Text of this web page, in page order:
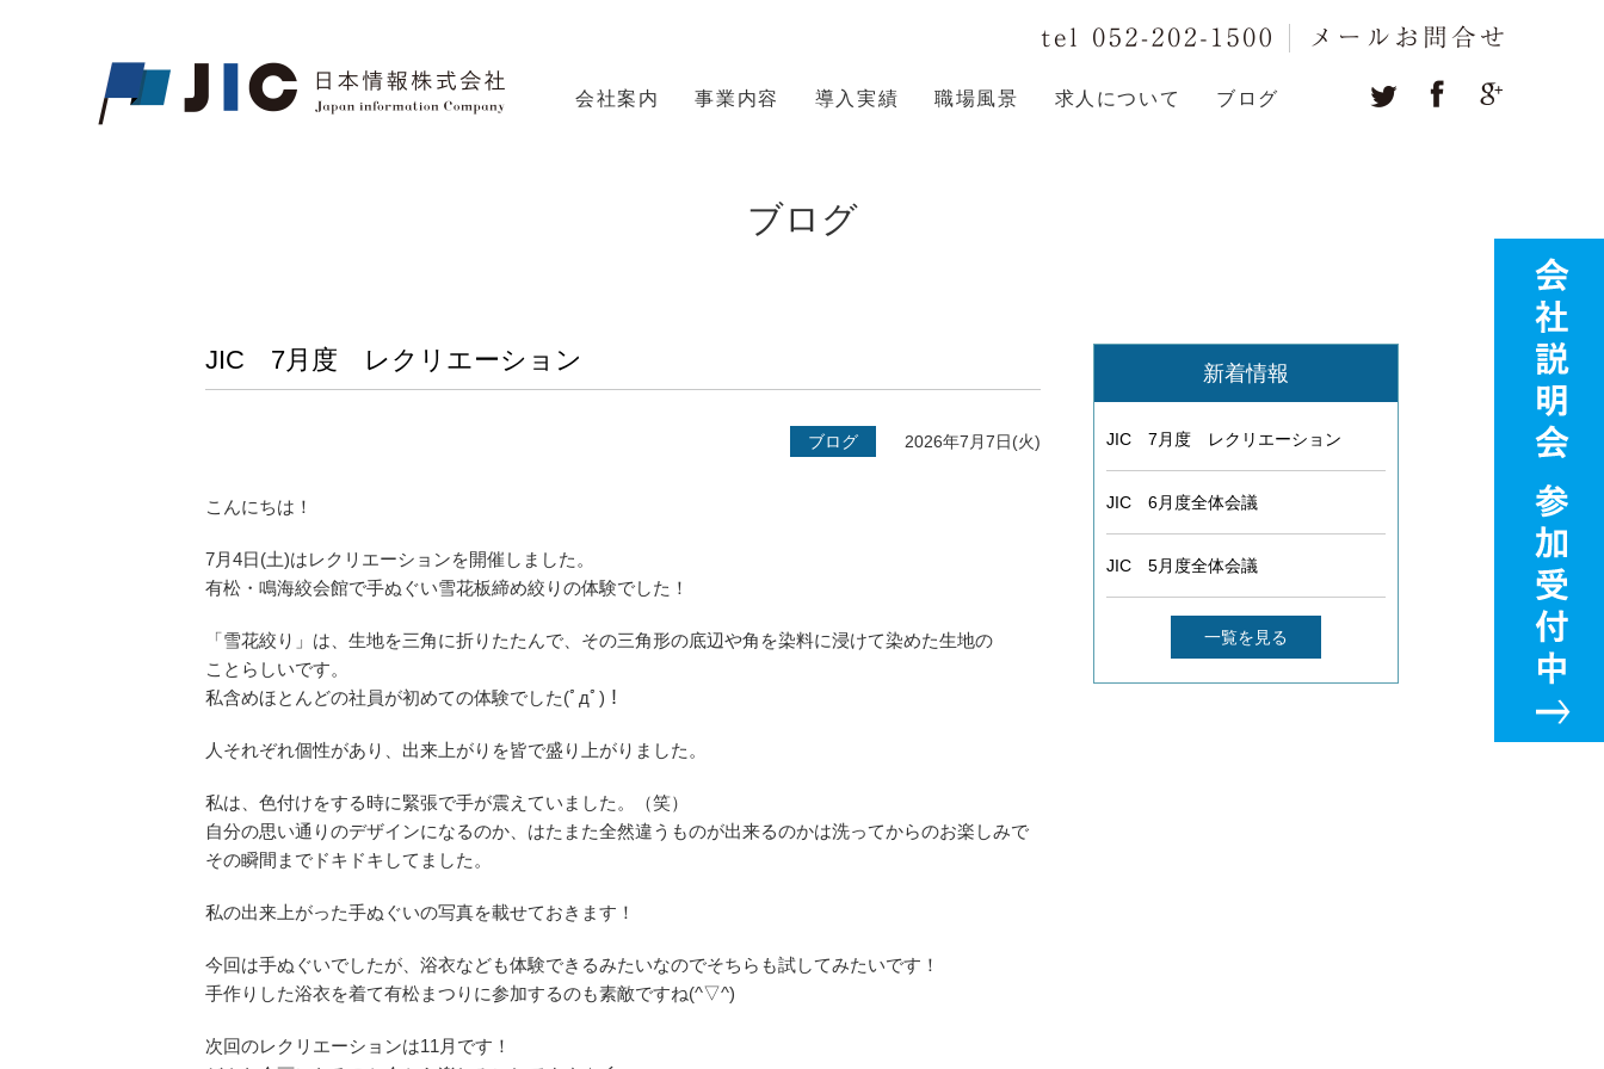
会社案内 事業内容 導入実績 職場風景 求人について ブログ
ブログ
JIC 7月度 レクリエーション
ブログ 2026年7月7日(火)
こんにちは！
7月4日(土)はレクリエーションを開催しました。
有松・鳴海絞会館で手ぬぐい雪花板締め絞りの体験でした！
「雪花絞り」は、生地を三角に折りたたんで、その三角形の底辺や角を染料に浸けて染めた生地の
ことらしいです。
私含めほとんどの社員が初めての体験でした(ﾟдﾟ)！
人それぞれ個性があり、出来上がりを皆で盛り上がりました。
私は、色付けをする時に緊張で手が震えていました。（笑）
自分の思い通りのデザインになるのか、はたまた全然違うものが出来るのかは洗ってからのお楽しみで
その瞬間までドキドキしてました。
私の出来上がった手ぬぐいの写真を載せておきます！
今回は手ぬぐいでしたが、浴衣なども体験できるみたいなのでそちらも試してみたいです！
手作りした浴衣を着て有松まつりに参加するのも素敵ですね(^▽^)
次回のレクリエーションは11月です！
新着情報
JIC 7月度 レクリエーション
JIC 6月度全体会議
JIC 5月度全体会議
一覧を見る